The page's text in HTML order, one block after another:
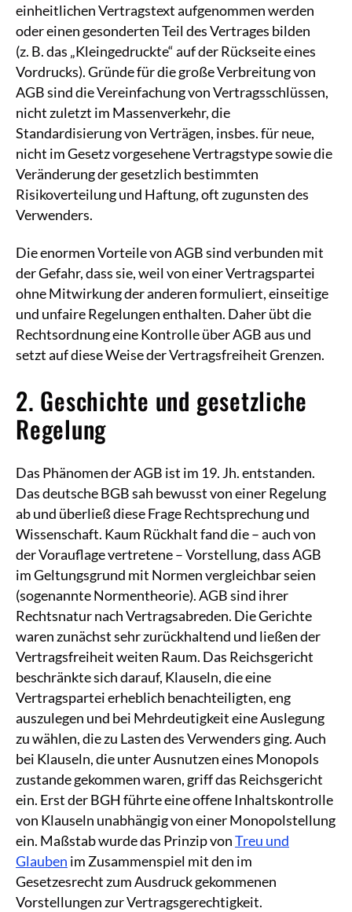
einheitlichen Vertragstext aufgenommen werden
oder einen gesonderten Teil des Vertrages bilden
(z. B. das „Kleingedruckte“ auf der Rückseite eines
Vordrucks). Gründe für die große Verbreitung von
AGB sind die Vereinfachung von Vertragsschlüssen,
nicht zuletzt im Massenverkehr, die
Standardisierung von Verträgen, insbes. für neue,
nicht im Gesetz vorgesehene Vertragstype sowie die
Veränderung der gesetzlich bestimmten
Risikoverteilung und Haftung, oft zugunsten des
Verwenders.
Die enormen Vorteile von AGB sind verbunden mit
der Gefahr, dass sie, weil von einer Vertragspartei
ohne Mitwirkung der anderen formuliert, einseitige
und unfaire Regelungen enthalten. Daher übt die
Rechtsordnung eine Kontrolle über AGB aus und
setzt auf diese Weise der Vertragsfreiheit Grenzen.
2. Geschichte und gesetzliche
Regelung
Das Phänomen der AGB ist im 19. Jh. entstanden.
Das deutsche BGB sah bewusst von einer Regelung
ab und überließ diese Frage Rechtsprechung und
Wissenschaft. Kaum Rückhalt fand die – auch von
der Vorauflage vertretene – Vorstellung, dass AGB
im Geltungsgrund mit Normen vergleichbar seien
(sogenannte Normentheorie). AGB sind ihrer
Rechtsnatur nach Vertragsabreden. Die Gerichte
waren zunächst sehr zurückhaltend und ließen der
Vertragsfreiheit weiten Raum. Das Reichsgericht
beschränkte sich darauf, Klauseln, die eine
Vertragspartei erheblich benachteiligten, eng
auszulegen und bei Mehrdeutigkeit eine Auslegung
zu wählen, die zu Lasten des Verwenders ging. Auch
bei Klauseln, die unter Ausnutzen eines Monopols
zustande gekommen waren, griff das Reichsgericht
ein. Erst der BGH führte eine offene Inhaltskontrolle
von Klauseln unabhängig von einer Monopolstellung
ein. Maßstab wurde das Prinzip vonTreu und
Glauben im Zusammenspiel mit den im
Gesetzesrecht zum Ausdruck gekommenen
Vorstellungen zur Vertragsgerechtigkeit.